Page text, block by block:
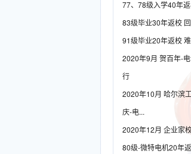
77、78级入学40年
83级毕业30年返校
91级毕业20年返校
2020年9月 贺百年-
行
2020年10月 哈尔滨
庆-电...
2020年12月 企业家
80级-微特电机20年